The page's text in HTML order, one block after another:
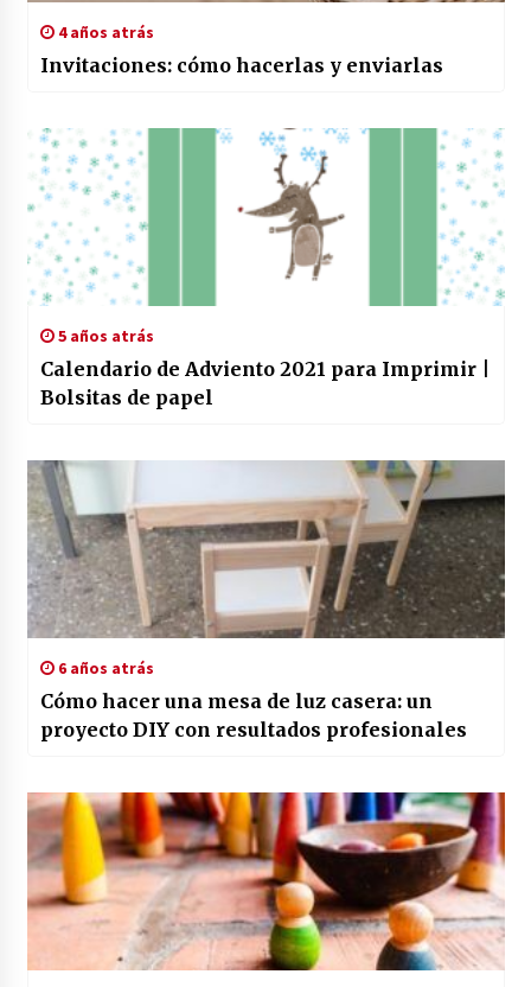
4 años atrás
Invitaciones: cómo hacerlas y enviarlas
5 años atrás
Calendario de Adviento 2021 para Imprimir |
Bolsitas de papel
6 años atrás
Cómo hacer una mesa de luz casera: un
proyecto DIY con resultados profesionales